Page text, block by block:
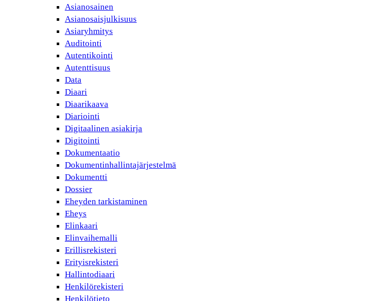
Asianosainen
Asianosaisjulkisuus
Asiaryhmitys
Auditointi
Autentikointi
Autenttisuus
Data
Diaari
Diaarikaava
Diariointi
Digitaalinen asiakirja
Digitointi
Dokumentaatio
Dokumentinhallintajärjestelmä
Dokumentti
Dossier
Eheyden tarkistaminen
Eheys
Elinkaari
Elinvaihemalli
Erillisrekisteri
Erityisrekisteri
Hallintodiaari
Henkilörekisteri
Henkilötieto